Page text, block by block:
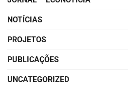
NOTÍCIAS
PROJETOS
PUBLICAÇÕES
UNCATEGORIZED